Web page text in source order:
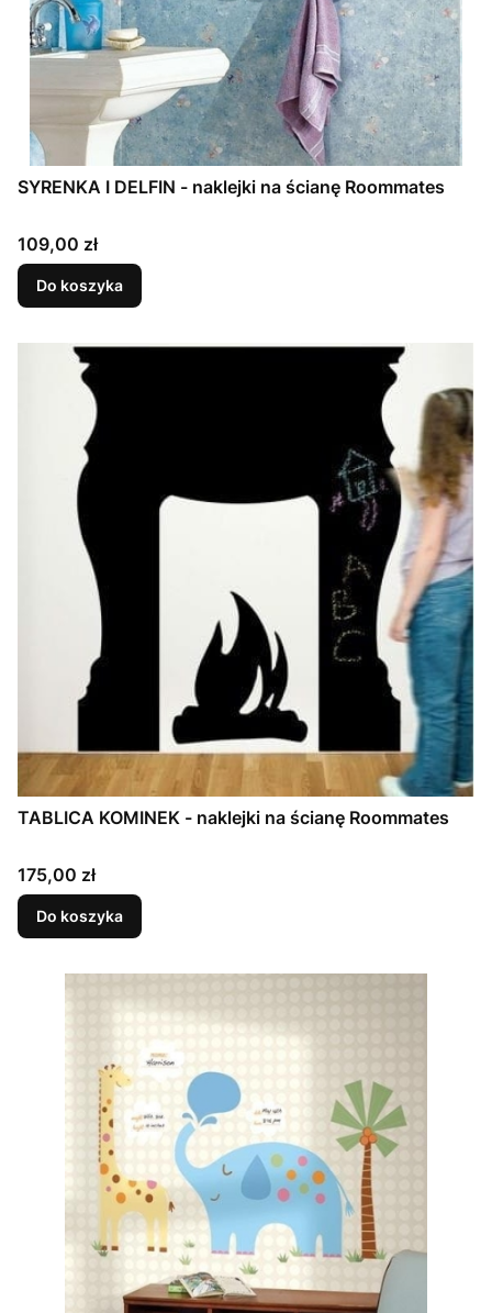
SYRENKA I DELFIN - naklejki na ścianę Roommates
Cena
109,00 zł
Do koszyka
TABLICA KOMINEK - naklejki na ścianę Roommates
Cena
175,00 zł
Do koszyka